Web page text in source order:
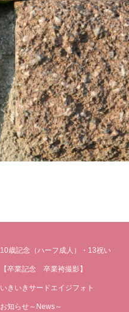
10歳記念（ハーフ成人）・13祝い
【卒業記念 卒業袴撮影】
いきいきサードエイジフォト
お知らせ～News～